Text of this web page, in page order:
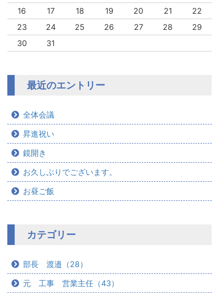
16
17 18 19 20 21
22
23
24 25 26 27 28
29
30
31
最近のエントリー
全体会議
昇進祝い
鏡開き
お久しぶりでございます。
お昼ご飯
カテゴリー
部長 渡邉（28）
元 工事 営業主任（43）